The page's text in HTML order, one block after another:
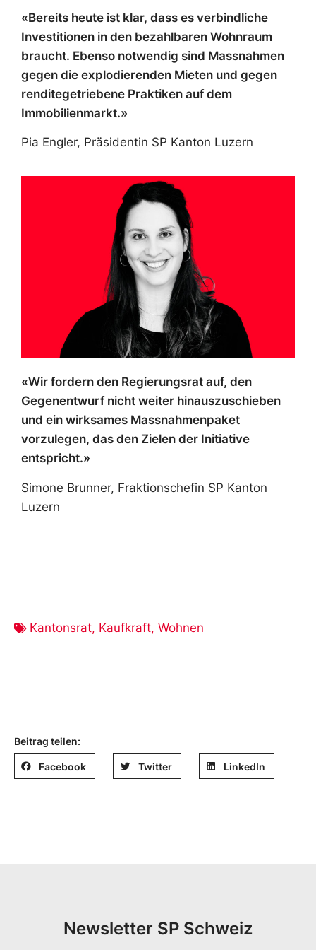
«Bereits heute ist klar, dass es verbindliche
Investitionen in den bezahlbaren Wohnraum
braucht. Ebenso notwendig sind Massnahmen
gegen die explodierenden Mieten und gegen
renditegetriebene Praktiken auf dem
Immobilienmarkt.»
Pia Engler, Präsidentin SP Kanton Luzern
«Wir fordern den Regierungsrat auf, den
Gegenentwurf nicht weiter hinauszuschieben
und ein wirksames Massnahmenpaket
vorzulegen, das den Zielen der Initiative
entspricht.»
Simone Brunner, Fraktionschefin SP Kanton
Luzern
Kantonsrat, Kaufkraft, Wohnen
Beitrag teilen:
Facebook Twitter LinkedIn
Newsletter SP Schweiz